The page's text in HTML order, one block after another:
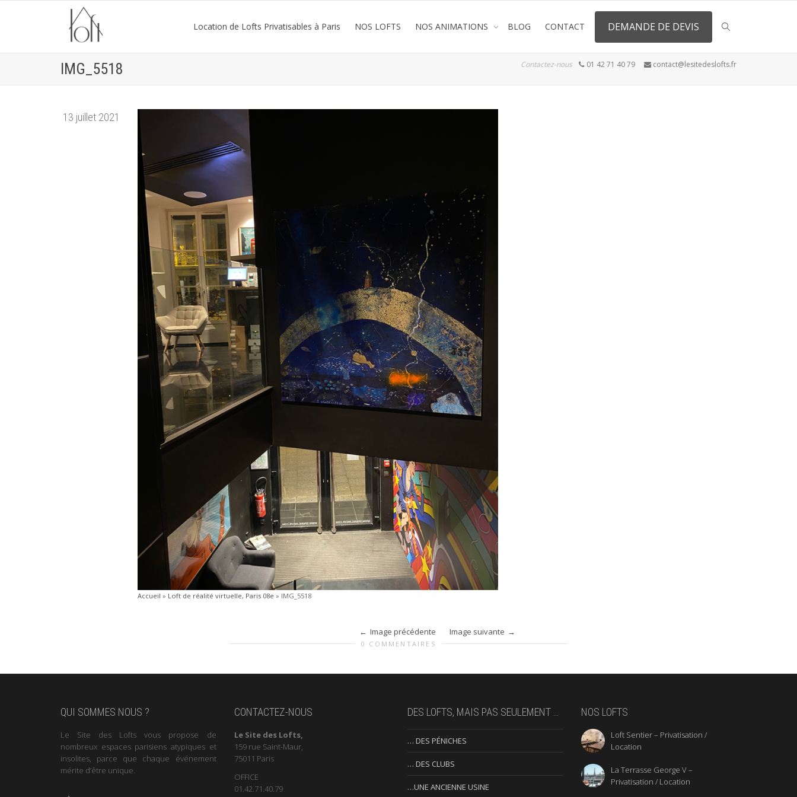
Location de Lofts Privatisables à Paris NOS LOFTS NOS ANIMATIONS BLOG CONTACT DEMANDE DE DEVIS
IMG_5518 Contactez-nous 01 42 71 40 79 contact@lesitedeslofts.fr
13 juillet 2021
Accueil » Loft de réalité virtuelle, Paris 08e » IMG_5518
Image précédente Image suivante
0 COMMENTAIRES
QUI SOMMES NOUS ?
Le Site des Lofts vous propose de
nombreux espaces parisiens atypiques et
insolites, parce que chaque événement
mérite d’être unique.
CONTACTEZ-NOUS
Le Site des Lofts,
159 rue Saint-Maur,
75011 Paris
OFFICE
01.42.71.40.79
DES LOFTS, MAIS PAS SEULEMENT …
… DES PÉNICHES
… DES CLUBS
…UNE ANCIENNE USINE
NOS LOFTS
Loft Sentier – Privatisation /
Location
La Terrasse George V –
Privatisation / Location